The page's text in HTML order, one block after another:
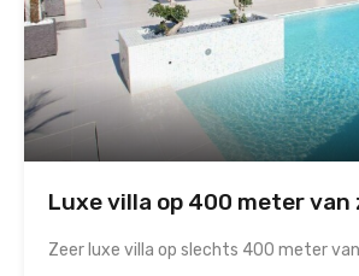
Luxe villa op 400 meter van
Zeer luxe villa op slechts 400 meter